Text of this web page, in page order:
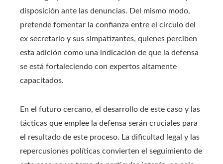
disposición ante las denuncias. Del mismo modo,
pretende fomentar la confianza entre el círculo del
ex secretario y sus simpatizantes, quienes perciben
esta adición como una indicación de que la defensa
se está fortaleciendo con expertos altamente
capacitados.
En el futuro cercano, el desarrollo de este caso y las
tácticas que emplee la defensa serán cruciales para
el resultado de este proceso. La dificultad legal y las
repercusiones políticas convierten el seguimiento de